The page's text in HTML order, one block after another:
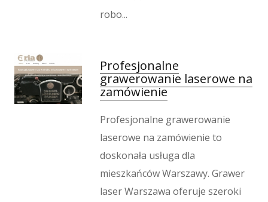
robo...
Profesjonalne
grawerowanie laserowe na
zamówienie
Profesjonalne grawerowanie
laserowe na zamówienie to
doskonała usługa dla
mieszkańców Warszawy. Grawer
laser Warszawa oferuje szeroki